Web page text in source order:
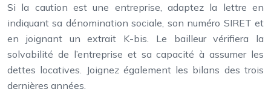
Si la caution est une entreprise, adaptez la lettre en
indiquant sa dénomination sociale, son numéro SIRET et
en joignant un extrait K-bis. Le bailleur vérifiera la
solvabilité de l’entreprise et sa capacité à assumer les
dettes locatives. Joignez également les bilans des trois
dernières années.